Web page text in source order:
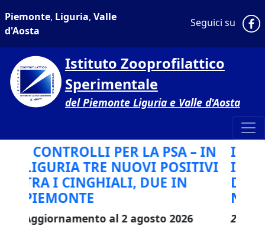
Piemonte, Liguria, Valle
d'Aosta
Seguici su
Istituto Zooprofilattico
Sperimentale
del Piemonte Liguria e Valle d'Aosta
Home page
IL CALDO RECORD TRASFORMA
IL SORGO IN VELENO, STRAGE
DI PECORE
NELL'ALESSANDRINO
24-Lug-2026